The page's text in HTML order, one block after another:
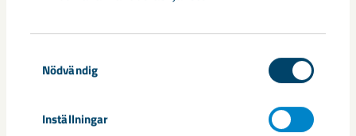
Nödvändig
Inställningar
Documents
20240425_Pressmeddelande_LKAB årsstämma